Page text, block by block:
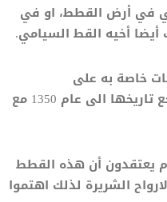
في أرض القطط، او في
أخيه القط السيامي.
خاصة به على
المخطوطات الأثرية التي يرجع تاريخها الى عام 1350 مع
يعتقدون أن هذه القطط
الشريرة لذلك اهتموا